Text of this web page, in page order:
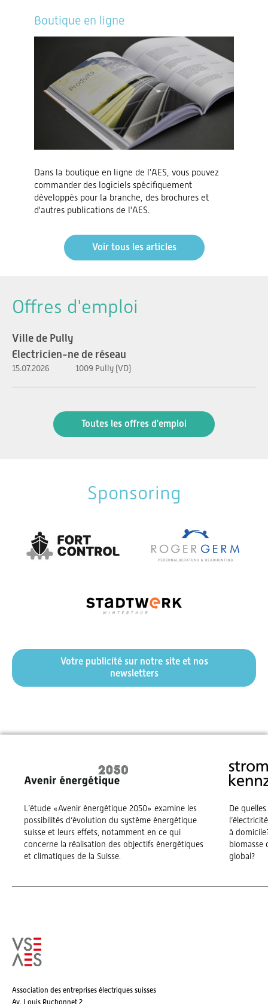
Boutique en ligne
Dans la boutique en ligne de l'AES, vous pouvez
commander des logiciels spécifiquement
développés pour la branche, des brochures et
d'autres publications de l'AES.
Voir tous les articles
Offres d'emploi
Ville de Pully
Electricien-ne de réseau
15.07.2026 1009 Pully (VD)
Toutes les offres d'emploi
Sponsoring
Votre publicité sur notre site et nos
newsletters
L’étude «Avenir énergétique 2050» examine les
possibilités d’évolution du système énergétique
suisse et leurs effets, notamment en ce qui
concerne la réalisation des objectifs énergétiques
et climatiques de la Suisse.
De
à
biomasse
global?
Association des entreprises électriques suisses